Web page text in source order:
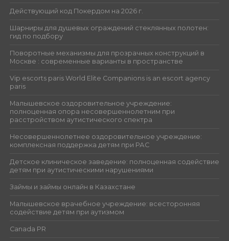
Действующий код Покердом на 2026 г.
Шарниры для душевых ограждений стеклянных полотен:
гид по подбору
Поворотные механизмы для прозрачных конструкций в
Москве : современные варианты в пространстве
Vip escorts paris World Elite Companions is an escort agency
paris
Малышевское оздоровительное учреждение:
полноценная опора несовершеннолетним при
расстройством аутистического спектра
Несовершеннолетнее оздоровительное учреждение:
комплексная поддержка детям при РАС
Детское клиническое заведение: полноценная содействие
детям при аутистическими нарушениями
Займы и займы онлайн в Казахстане
Малышевское врачебное учреждение: всесторонняя
содействие детям при аутизмом
Canada PR